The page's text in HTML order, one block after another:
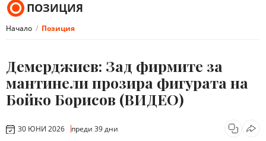
ПОЗИЦИЯ
Начало Позиция
Демерджиев: Зад фирмите за
мантинели прозира фигурата на
Бойко Борисов (ВИДЕО)
30 ЮНИ 2026 преди 39 дни